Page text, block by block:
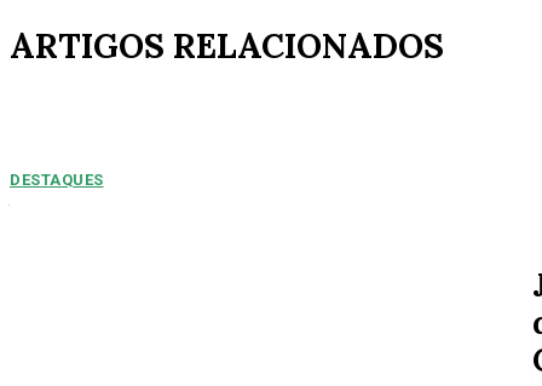
ARTIGOS RELACIONADOS
DESTAQUES